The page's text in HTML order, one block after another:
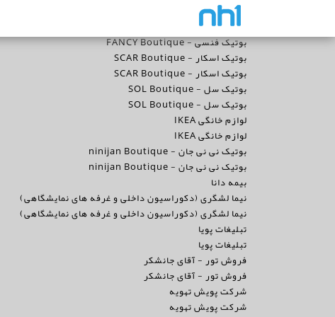
بوتیک فنسی - FANCY Boutique
بوتیک اسکار - SCAR Boutique
بوتیک اسکار - SCAR Boutique
بوتیک سل - SOL Boutique
بوتیک سل - SOL Boutique
لوازم خانگی IKEA
لوازم خانگی IKEA
بوتیک نی نی جان - ninijan Boutique
بوتیک نی نی جان - ninijan Boutique
بیمه دانا
نیما لشگری (دکوراسیون داخلی و غرفه های نمایشگاهی)
نیما لشگری (دکوراسیون داخلی و غرفه های نمایشگاهی)
تبلیغات پویا
تبلیغات پویا
فروش تور - آقای جانشکر
فروش تور - آقای جانشکر
شرکت پویش تهویه
شرکت پویش تهویه